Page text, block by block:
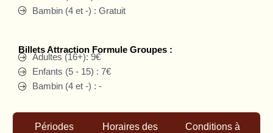
Bambin (4 et -) : Gratuit
Billets Attraction Formule Groupes :
Adultes (16+): 9€
Enfants (5 - 15) : 7€
Bambin (4 et -) : -
Périodes
Horaires des
Conditions à